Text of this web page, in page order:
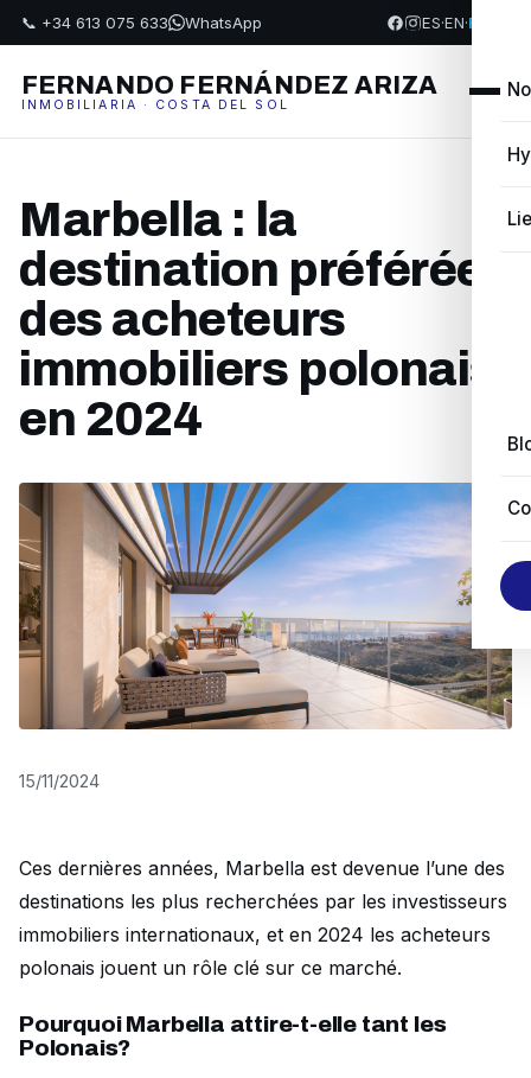
📞 +34 613 075 633 WhatsApp ES·EN·FR
FERNANDO FERNÁNDEZ ARIZA
INMOBILIARIA · COSTA DEL SOL
Marbella : la
destination préférée
des acheteurs
immobiliers polonais
en 2024
15/11/2024
Ces dernières années, Marbella est devenue l’une des
destinations les plus recherchées par les investisseurs
immobiliers internationaux, et en 2024 les acheteurs
polonais jouent un rôle clé sur ce marché.
Pourquoi Marbella attire-t-elle tant les
Polonais?